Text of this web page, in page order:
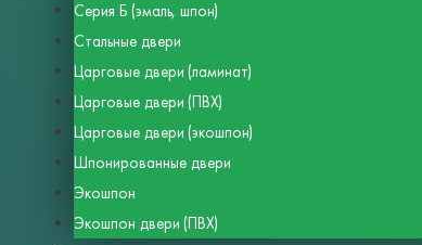
Серия Б (эмаль, шпон)
Стальные двери
Царговые двери (ламинат)
Царговые двери (ПВХ)
Царговые двери (экошпон)
Шпонированные двери
Экошпон
Экошпон двери (ПВХ)